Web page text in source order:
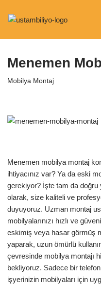
geç
Menemen
Mobilya Montaj
Menemen mobilya montaj
ihtiyacınız var? Ya da eski
gerekiyor? İşte tam da
olarak, size kaliteli ve
duyuyoruz. Uzman montaj
mobilyalarınızı hızlı ve
eskimiş veya hasar görmüş
yaparak, uzun ömürlü
çevresinde mobilya montajı
bekliyoruz. Sadece bir
işyerinizin mobilyaları için